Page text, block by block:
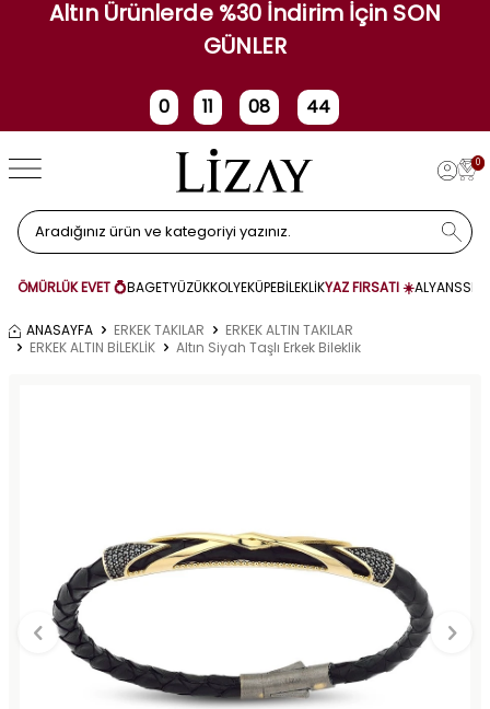
Altın Ürünlerde %30 İndirim İçin SON
GÜNLER
0
Gün
11
Saat
08 44
0
ÖMÜRLÜK EVET 💍BAGETYÜZÜKKOLYEKÜPEBİLEKLİKYAZ FIRSATI ☀️ALYANS
ANASAYFA ERKEK TAKILAR
ERKEK ALTIN TAKILAR
ERKEK ALTIN BİLEKLİK
Altın Siyah Taşlı Erkek Bileklik